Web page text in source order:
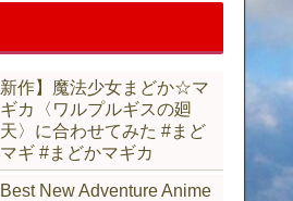
新作】魔法少女まどか☆マ
ギカ〈ワルプルギスの廻
天〉に合わせてみた #まど
マギ #まどかマギカ
Best New Adventure Anime